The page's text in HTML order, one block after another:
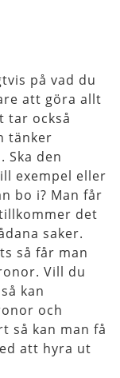
på vad du
att göra allt
tar också
tänker
Ska den
exempel eller
bo i? Man får
det
saker.
så får man
Vill du
kan
och
så kan man få
att hyra ut